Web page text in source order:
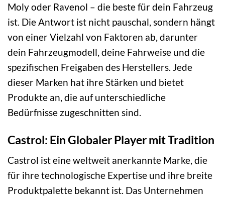
Moly oder Ravenol – die beste für dein Fahrzeug
ist. Die Antwort ist nicht pauschal, sondern hängt
von einer Vielzahl von Faktoren ab, darunter
dein Fahrzeugmodell, deine Fahrweise und die
spezifischen Freigaben des Herstellers. Jede
dieser Marken hat ihre Stärken und bietet
Produkte an, die auf unterschiedliche
Bedürfnisse zugeschnitten sind.
Castrol: Ein Globaler Player mit Tradition
Castrol ist eine weltweit anerkannte Marke, die
für ihre technologische Expertise und ihre breite
Produktpalette bekannt ist. Das Unternehmen